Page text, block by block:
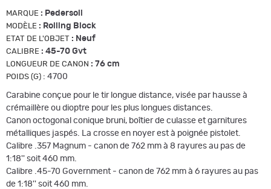
MARQUE : Pedersoli
MODÈLE : Rolling Block
ETAT DE L'OBJET : Neuf
CALIBRE : 45-70 Gvt
LONGUEUR DE CANON : 76 cm
POIDS (G) : 4700
Carabine conçue pour le tir longue distance, visée par hausse à
crémaillère ou dioptre pour les plus longues distances.
Canon octogonal conique bruni, boîtier de culasse et garnitures
métalliques jaspés. La crosse en noyer est à poignée pistolet.
Calibre .357 Magnum - canon de 762 mm à 8 rayures au pas de
1:18'' soit 460 mm.
Calibre .45-70 Government - canon de 762 mm à 6 rayures au pas
de 1:18'' soit 460 mm.